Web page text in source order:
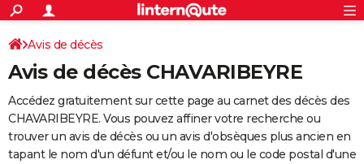
ACTUALITÉS
Politique
Société
Faits Divers
Education
Monde
Villes
+
SPORT
Coupe du monde 2026
Football
Tennis
Cyclisme
Rugby
Forum
Programme TV
TNT
Streaming
Cinéma
Sorties cinéma
Musique
+
FINANCE
Retraite
Epargne
Immobilier
Risques naturels par ville
Assurance
AUTO
Avis de décès
Avis de décès CHAVARIBEYRE
Accédez gratuitement sur cette page au carnet des décès des
CHAVARIBEYRE. Vous pouvez affiner votre recherche ou
trouver un avis de décès ou un avis d'obsèques plus ancien en
tapant le nom d'un défunt et/ou le nom ou le code postal d'une